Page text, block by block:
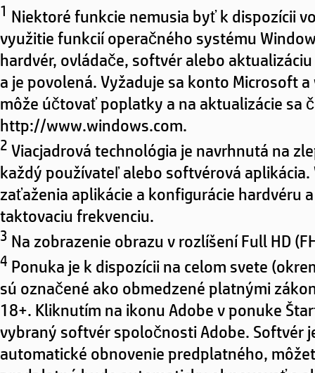
1 Niektoré funkcie nemusia byť k dispozícii
využitie funkcií operačného systému
hardvér, ovládače, softvér alebo
a je povolená. Vyžaduje sa konto Microsoft
môže účtovať poplatky a na aktualizácie sa
http://www.windows.com.
2 Viacjadrová technológia je navrhnutá na
každý používateľ alebo softvérová
zaťaženia aplikácie a konfigurácie hardvéru
taktovaciu frekvenciu.
3 Na zobrazenie obrazu v rozlíšení Full HD
4 Ponuka je k dispozícii na celom svete
sú označené ako obmedzené platnými
18+. Kliknutím na ikonu Adobe v ponuke
vybraný softvér spoločnosti Adobe. Softvér
automatické obnovenie predplatného,